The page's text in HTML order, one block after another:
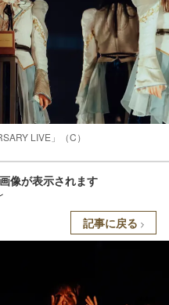
LIVE」（C）
像が表示されます
記事に戻る